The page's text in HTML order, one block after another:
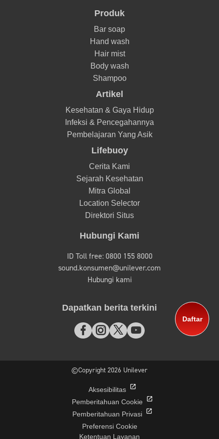
Daftar
Produk
Bar soap
Hand wash
Hair mist
Body wash
Shampoo
Artikel
Kesehatan & Gaya Hidup
Infeksi & Pencegahannya
Pembelajaran Yang Asik
Lifebuoy
Cerita Kami
Sejarah Kesehatan
Mitra Global
Location Selector
Direktori Situs
Hubungi Kami
ID Toll free: 0800 155 8000
sound.konsumen@unilever.com
Hubungi kami
Dapatkan berita terkini
©Copyright 2026 Unilever
Aksesibilitas
Pemberitahuan Cookie
Pemberitahuan Privasi
Preferensi Cookie
Ketentuan Layanan